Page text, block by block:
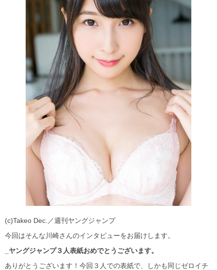
(c)Takeo Dec.／週刊ヤングジャンプ
今回はそんな川崎さんのインタビューをお届けします。
_ヤングジャンプ３人表紙おめでとうございます。
ありがとうございます！今回３人での表紙で、しかも同じゼロイチ